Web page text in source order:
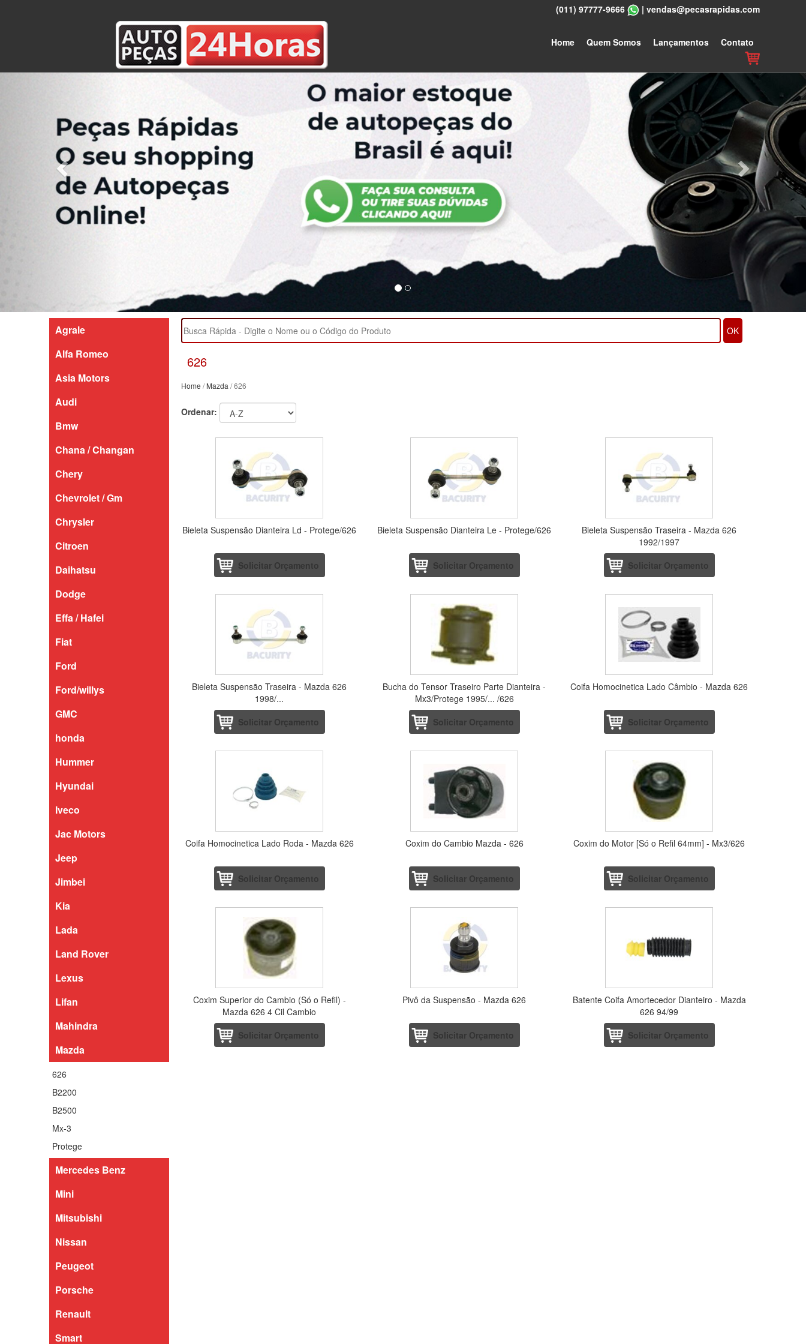
(011) 97777-9666 | vendas@pecasrapidas.com
Home Quem Somos Lançamentos Contato
Agrale
Alfa Romeo
Asia Motors
Audi
Bmw
Chana / Changan
Chery
Chevrolet / Gm
Chrysler
Citroen
Daihatsu
Dodge
Effa / Hafei
Fiat
Ford
Ford/willys
GMC
honda
Hummer
Hyundai
Iveco
Jac Motors
Jeep
Jimbei
Kia
Lada
Land Rover
Lexus
Lifan
Mahindra
Mazda
626
B2200
B2500
Mx-3
Protege
Mercedes Benz
Mini
Mitsubishi
Nissan
Peugeot
Porsche
Renault
Smart
OK
626
Home /Mazda / 626
Ordenar:
Bieleta Suspensão Dianteira Ld - Protege/626
Solicitar Orçamento
Bieleta Suspensão Dianteira Le - Protege/626
Solicitar Orçamento
Bieleta Suspensão Traseira - Mazda 626
1992/1997
Solicitar Orçamento
Bieleta Suspensão Traseira - Mazda 626
1998/...
Solicitar Orçamento
Bucha do Tensor Traseiro Parte Dianteira -
Mx3/Protege 1995/... /626
Solicitar Orçamento
Coifa Homocinetica Lado Câmbio - Mazda 626
Solicitar Orçamento
Coifa Homocinetica Lado Roda - Mazda 626
Solicitar Orçamento
Coxim do Cambio Mazda - 626
Solicitar Orçamento
Coxim do Motor [Só o Refil 64mm] - Mx3/626
Solicitar Orçamento
Coxim Superior do Cambio (Só o Refil) -
Mazda 626 4 Cil Cambio
Automatico/Protege/626
Solicitar Orçamento
Pivô da Suspensão - Mazda 626
Solicitar Orçamento
Batente Coifa Amortecedor Dianteiro - Mazda
626 94/99
Solicitar Orçamento